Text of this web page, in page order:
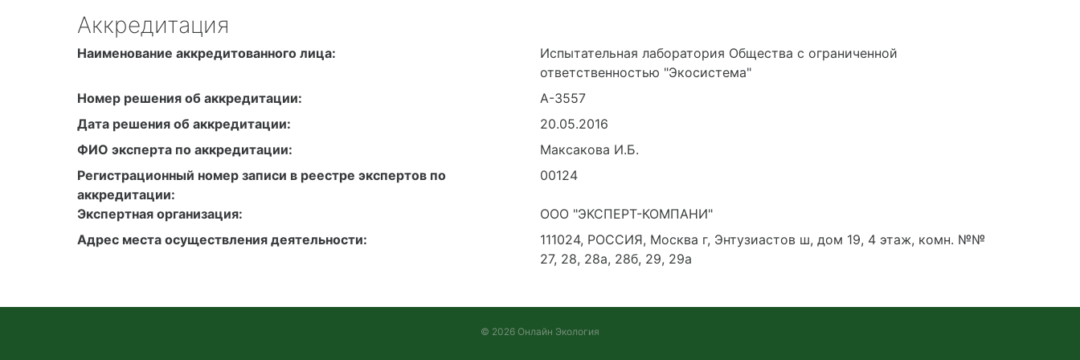
Аккредитация
Наименование аккредитованного лица:
Испытательная лаборатория Общества с ограниченной
ответственностью "Экосистема"
Номер решения об аккредитации:
А-3557
Дата решения об аккредитации:
20.05.2016
ФИО эксперта по аккредитации:
Максакова И.Б.
Регистрационный номер записи в реестре экспертов по
аккредитации:
00124
Экспертная организация:
ООО "ЭКСПЕРТ-КОМПАНИ"
Адрес места осуществления деятельности:
111024, РОССИЯ, Москва г, Энтузиастов ш, дом 19, 4 этаж, комн. №№
27, 28, 28а, 28б, 29, 29а
© 2026 Онлайн Экология